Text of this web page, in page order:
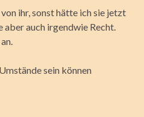
ihr, sonst hätte ich sie jetzt
aber auch irgendwie Recht.
sein können